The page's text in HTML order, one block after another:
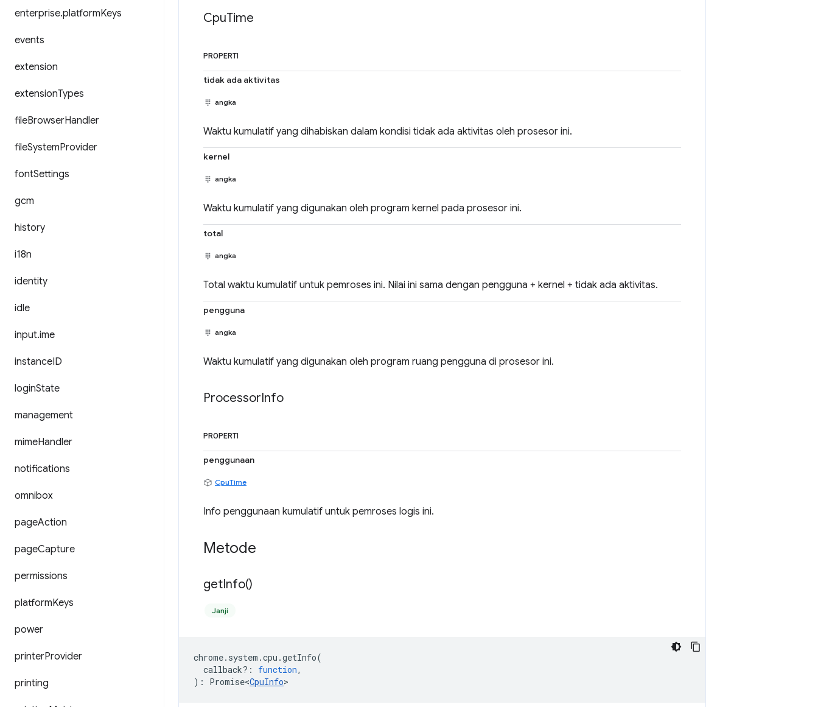
enterprise.platformKeys
events
extension
extensionTypes
fileBrowserHandler
fileSystemProvider
fontSettings
gcm
history
i18n
identity
idle
input.ime
instanceID
loginState
management
mimeHandler
notifications
omnibox
pageAction
pageCapture
permissions
platformKeys
power
printerProvider
printing
CpuTime
PROPERTI
tidak ada aktivitas
angka
Waktu kumulatif yang dihabiskan dalam kondisi tidak ada aktivitas oleh prosesor ini.
kernel
angka
Waktu kumulatif yang digunakan oleh program kernel pada prosesor ini.
total
angka
Total waktu kumulatif untuk pemroses ini. Nilai ini sama dengan pengguna + kernel + tidak ada aktivitas.
pengguna
angka
Waktu kumulatif yang digunakan oleh program ruang pengguna di prosesor ini.
ProcessorInfo
PROPERTI
penggunaan
CpuTime
Info penggunaan kumulatif untuk pemroses logis ini.
Metode
getInfo()
Janji
chrome. system .cpu .getInfo(
callback? : function,
) : Promise<CpuInfo>